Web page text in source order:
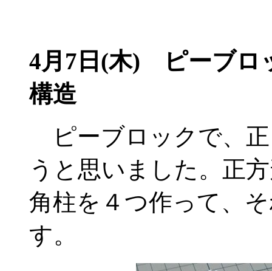
4月7日(木) ピーブロ
構造
ピーブロックで、
うと思いました。正
角柱を４つ作って、
す。